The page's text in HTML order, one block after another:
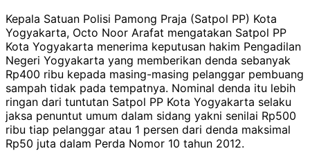
Kepala Satuan Polisi Pamong Praja (Satpol PP) Kota
Yogyakarta, Octo Noor Arafat mengatakan Satpol PP
Kota Yogyakarta menerima keputusan hakim Pengadilan
Negeri Yogyakarta yang memberikan denda sebanyak
Rp400 ribu kepada masing-masing pelanggar pembuang
sampah tidak pada tempatnya. Nominal denda itu lebih
ringan dari tuntutan Satpol PP Kota Yogyakarta selaku
jaksa penuntut umum dalam sidang yakni senilai Rp500
ribu tiap pelanggar atau 1 persen dari denda maksimal
Rp50 juta dalam Perda Nomor 10 tahun 2012.